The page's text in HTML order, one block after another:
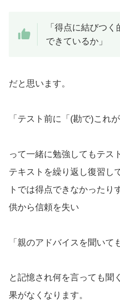
「得点に結びつ
できているか」
だと思います。
「テスト前に「(勘で)これが
って一緒に勉強してもテス
テキストを繰り返し復習し
トでは得点できなかったり
供から信頼を失い
「親のアドバイスを聞いて
と記憶され何を言っても聞
果がなくなります。